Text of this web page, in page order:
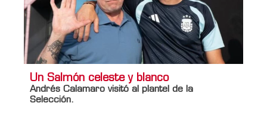
Un Salmón celeste y blanco
Andrés Calamaro visitó al plantel de la
Selección.